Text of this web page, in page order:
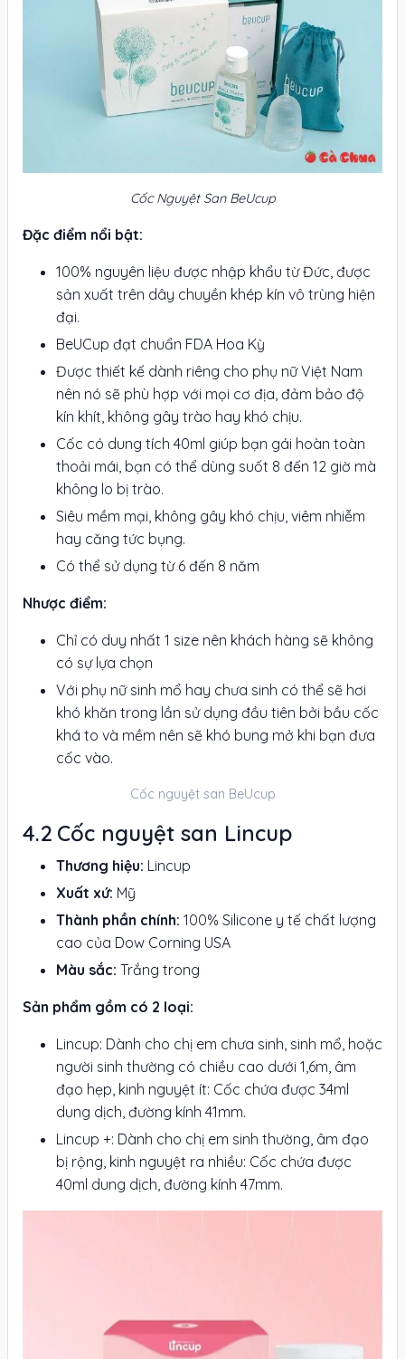
Cốc Nguyệt San BeUcup
Đặc điểm nổi bật:
100% nguyên liệu được nhập khẩu từ Đức, được
sản xuất trên dây chuyền khép kín vô trùng hiện
đại.
BeUCup đạt chuẩn FDA Hoa Kỳ
Được thiết kế dành riêng cho phụ nữ Việt Nam
nên nó sẽ phù hợp với mọi cơ địa, đảm bảo độ
kín khít, không gây trào hay khó chịu.
Cốc có dung tích 40ml giúp bạn gái hoàn toàn
thoải mái, bạn có thể dùng suốt 8 đến 12 giờ mà
không lo bị trào.
Siêu mềm mại, không gây khó chịu, viêm nhiễm
hay căng tức bụng.
Có thể sử dụng từ 6 đến 8 năm
Nhược điểm:
Chỉ có duy nhất 1 size nên khách hàng sẽ không
có sự lựa chọn
Với phụ nữ sinh mổ hay chưa sinh có thể sẽ hơi
khó khăn trong lần sử dụng đầu tiên bởi bầu cốc
khá to và mềm nên sẽ khó bung mở khi bạn đưa
cốc vào.
Cốc nguyệt san BeUcup
Cốc nguyệt san Lincup
Thương hiệu: Lincup
Xuất xứ: Mỹ
Thành phần chính: 100% Silicone y tế chất lượng
cao của Dow Corning USA
Màu sắc: Trắng trong
Sản phẩm gồm có 2 loại:
Lincup: Dành cho chị em chưa sinh, sinh mổ, hoặc
người sinh thường có chiều cao dưới 1,6m, âm
đạo hẹp, kinh nguyệt ít: Cốc chứa được 34ml
dung dịch, đường kính 41mm.
Lincup +: Dành cho chị em sinh thường, âm đạo
bị rộng, kinh nguyệt ra nhiều: Cốc chứa được
40ml dung dịch, đường kính 47mm.